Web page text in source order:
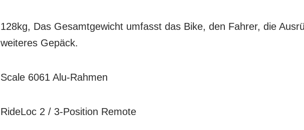
128kg, Das Gesamtgewicht umfasst das Bike, den Fahrer, die
weiteres Gepäck.
Scale 6061 Alu-Rahmen
RideLoc 2 / 3-Position Remote